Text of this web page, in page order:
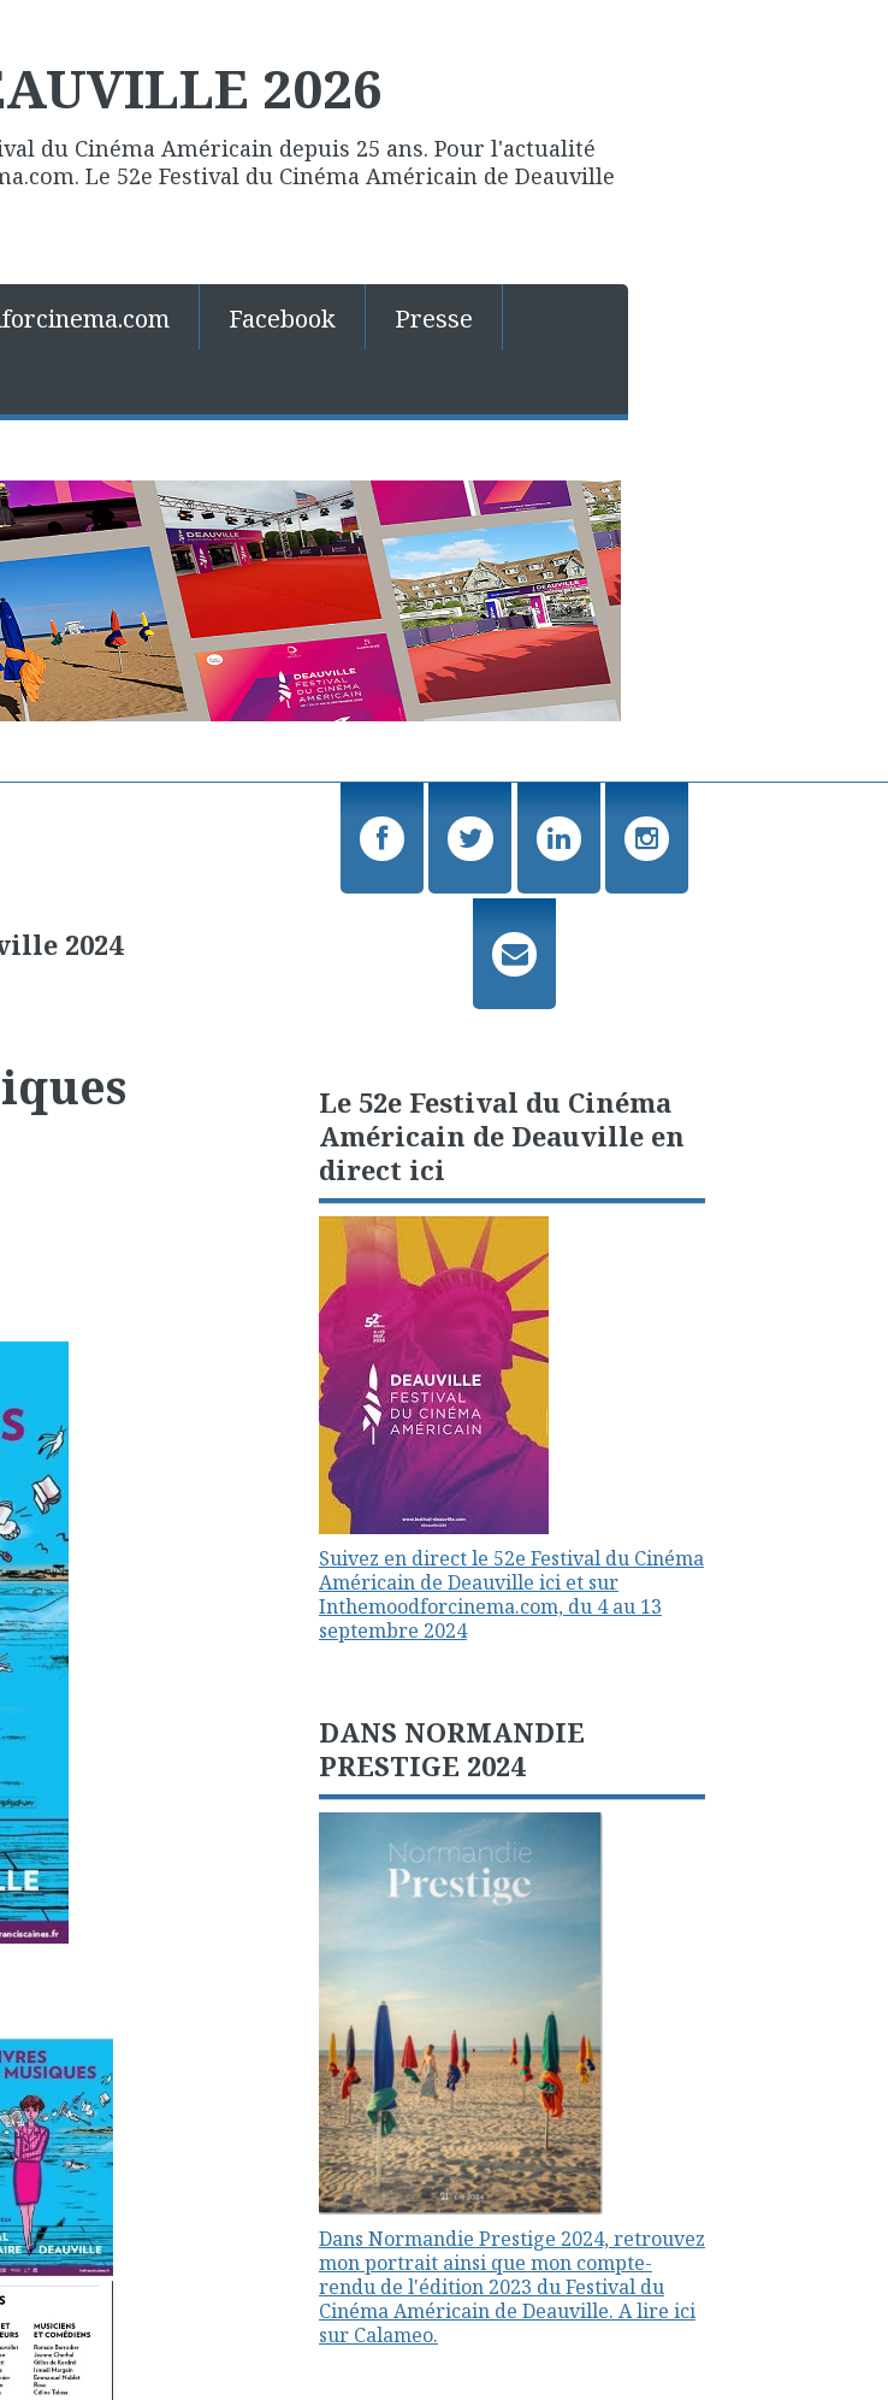
2026
du Cinéma Américain depuis 25 ans. Pour l'actualité
Le 52e Festival du Cinéma Américain de Deauville
Facebook
Presse
2024
Le 52e Festival du Cinéma
Américain de Deauville en
direct ici
Suivez en direct le 52e Festival du Cinéma
Américain de Deauville ici et sur
Inthemoodforcinema.com, du 4 au 13
septembre 2024
DANS NORMANDIE
PRESTIGE 2024
Dans Normandie Prestige 2024, retrouvez
mon portrait ainsi que mon compte-
rendu de l'édition 2023 du Festival du
Cinéma Américain de Deauville. A lire ici
sur Calameo.